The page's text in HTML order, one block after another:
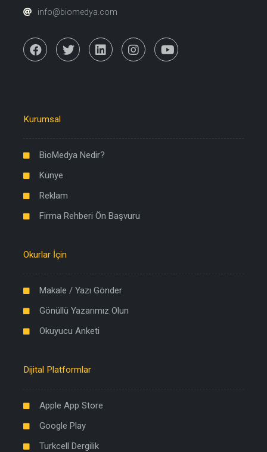
info@biomedya.com
Kurumsal
BioMedya Nedir?
Künye
Reklam
Firma Rehberi Ön Başvuru
Okurlar İçin
Makale / Yazı Gönder
Gönüllü Yazarımız Olun
Okuyucu Anketi
Dijital Platformlar
Apple App Store
Google Play
Turkcell Dergilik